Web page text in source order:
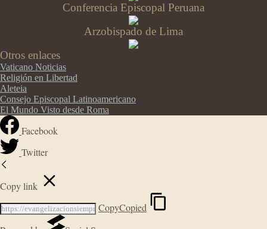
Conferencia Episcopal Peruana
Arzobispado de Lima
Otros enlaces
Vaticano Noticias
Religión en Libertad
Aleteia
Consejo Episcopal Latinoamericano
El Mundo Visto desde Roma
Facebook
Twitter
Copy link
CopyCopied